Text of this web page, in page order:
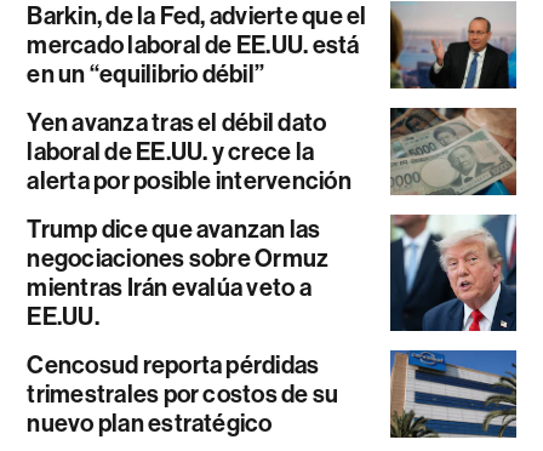
Barkin, de la Fed, advierte que el
mercado laboral de EE.UU. está
en un “equilibrio débil”
Yen avanza tras el débil dato
laboral de EE.UU. y crece la
alerta por posible intervención
Trump dice que avanzan las
negociaciones sobre Ormuz
mientras Irán evalúa veto a
EE.UU.
Cencosud reporta pérdidas
trimestrales por costos de su
nuevo plan estratégico